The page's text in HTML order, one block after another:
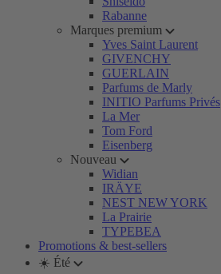
Rabanne
Marques premium
Yves Saint Laurent
GIVENCHY
GUERLAIN
Parfums de Marly
INITIO Parfums Privés
La Mer
Tom Ford
Eisenberg
Nouveau
Widian
IRÄYE
NEST NEW YORK
La Prairie
TYPEBEA
Promotions & best-sellers
☀️ Été